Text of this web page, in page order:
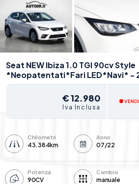
Seat NEW Ibiza 1.0 TGI 90cv Style
*Neopatentati*Fari LED*Navi* -
€ 12.980
Iva Inclusa
Chilometri
43.384km
Anno
07/22
Potenza
90CV
Cambio
manuale